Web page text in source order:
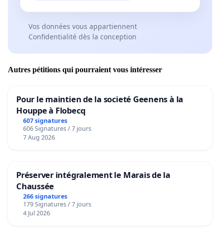
Vos données vous appartiennent
Confidentialité dès la conception
Autres pétitions qui pourraient vous intéresser
Pour le maintien de la societé Geenens à la
Houppe à Flobecq
607 signatures
606 Signatures / 7 jours
7 Aug 2026
Préserver intégralement le Marais de la
Chaussée
266 signatures
179 Signatures / 7 jours
4 Jul 2026